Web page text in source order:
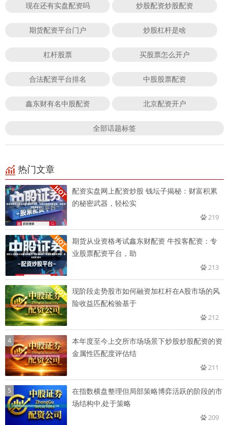
现在还有实盘配资吗 炒股配资炒股配资
期货配资平台门户 炒股杠杆是啥
杠杆股票 买股票怎么开户
合法配资平台排名 中股股票配资
鑫东财有名中股配资 北京配资开户
全部话题标签
热门文章
配资实盘网上配资炒股 钱坛子揭秘：财富积累
的秘密武器，轻松实
219
期货从业资格考试鑫东财配资 牛投客配资：专
业股票配资平台，助
213
现阶段走势股市如何融资加杠杆在A股市场的风
险收益匹配检验基于
212
4
本年度至今上交所市场场景下炒股炒股配资的资
金属性匹配度评估结
211
5
在指数横盘整理但局部策略博弈活跃的阶段的市
场结构中,处于策略
209